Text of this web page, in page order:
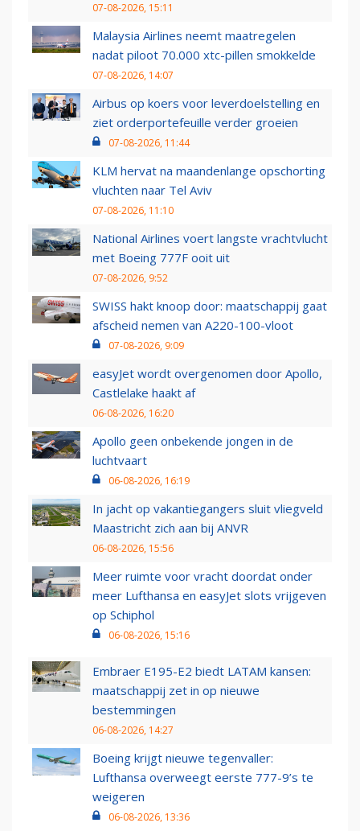
07-08-2026, 15:11
Malaysia Airlines neemt maatregelen
nadat piloot 70.000 xtc-pillen smokkelde
07-08-2026, 14:07
Airbus op koers voor leverdoelstelling en
ziet orderportefeuille verder groeien
07-08-2026, 11:44
KLM hervat na maandenlange opschorting
vluchten naar Tel Aviv
07-08-2026, 11:10
National Airlines voert langste vrachtvlucht
met Boeing 777F ooit uit
07-08-2026, 9:52
SWISS hakt knoop door: maatschappij gaat
afscheid nemen van A220-100-vloot
07-08-2026, 9:09
easyJet wordt overgenomen door Apollo,
Castlelake haakt af
06-08-2026, 16:20
Apollo geen onbekende jongen in de
luchtvaart
06-08-2026, 16:19
In jacht op vakantiegangers sluit vliegveld
Maastricht zich aan bij ANVR
06-08-2026, 15:56
Meer ruimte voor vracht doordat onder
meer Lufthansa en easyJet slots vrijgeven
op Schiphol
06-08-2026, 15:16
Embraer E195-E2 biedt LATAM kansen:
maatschappij zet in op nieuwe
bestemmingen
06-08-2026, 14:27
Boeing krijgt nieuwe tegenvaller:
Lufthansa overweegt eerste 777-9’s te
weigeren
06-08-2026, 13:36